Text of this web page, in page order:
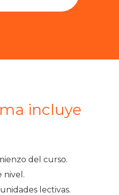
incluye
del curso.
nivel.
lectivas.